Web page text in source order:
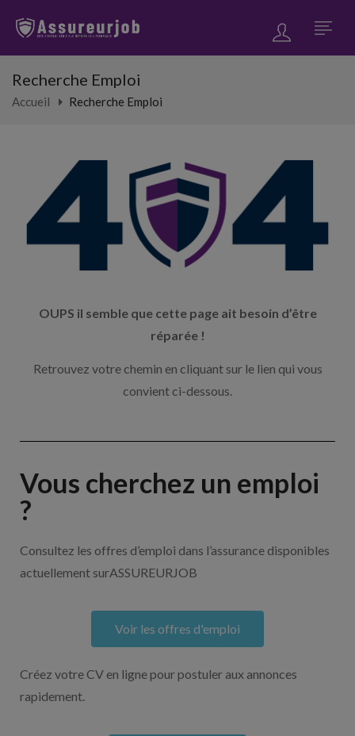
Recherche Emploi
Accueil Recherche Emploi
OUPS il semble que cette page ait besoin d’être
réparée !
Retrouvez votre chemin en cliquant sur le lien qui vous
convient ci-dessous.
Vous cherchez un emploi
?
Consultez les offres d’emploi dans l’assurance disponibles
actuellement surASSUREURJOB
Voir les offres d'emploi
Créez votre CV en ligne pour postuler aux annonces
rapidement.